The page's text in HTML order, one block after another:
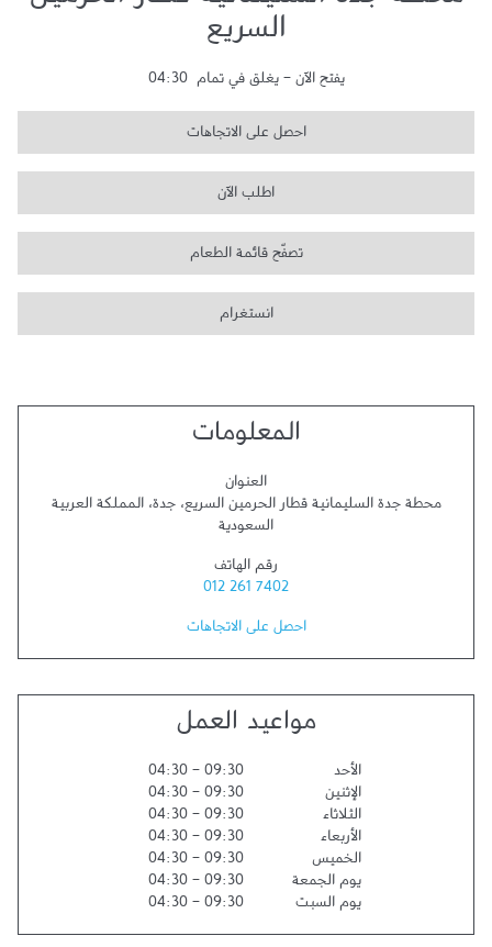
السريع
يفتح الآن - يغلق في تمام 04:30
احصل على الاتجاهات
اطلب الآن
تصفّح قائمة الطعام
انستغرام
المعلومات
العنوان
محطة جدة السليمانية قطار الحرمين السريع،جدة،المملكة العربية
السعودية
رقم الهاتف
012 261 7402
احصل على الاتجاهات
مواعيد العمل
الأحد 09:30
-
04:30
الإثنين
09:30
-
04:30
الثلاثاء
09:30
-
04:30
الأربعاء
09:30
-
04:30
الخميس
09:30
-
04:30
يوم الجمعة
09:30
-
04:30
يوم السبت
09:30
-
04:30